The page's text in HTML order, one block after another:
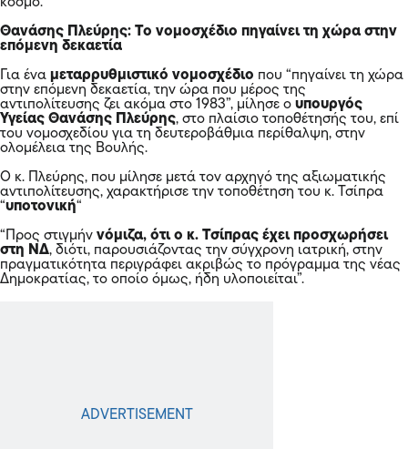
Γενικό Νοσοκομείο Σερρών
Διαβάστε επίσης